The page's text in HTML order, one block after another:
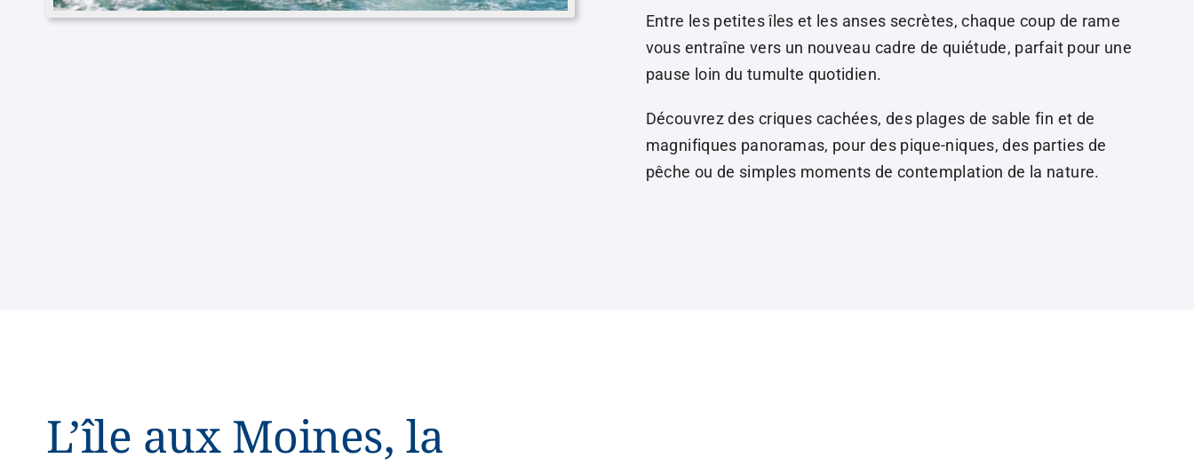
Entre les petites îles et les anses secrètes, chaque coup de rame
vous entraîne vers un nouveau cadre de quiétude, parfait pour une
pause loin du tumulte quotidien.
Découvrez des criques cachées, des plages de sable fin et de
magnifiques panoramas, pour des pique-niques, des parties de
pêche ou de simples moments de contemplation de la nature.
L’île aux Moines, la